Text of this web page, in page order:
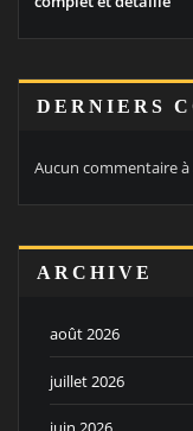
DERNIERS
Aucun commentaire
ARCHIVE
août 2026
juillet 2026